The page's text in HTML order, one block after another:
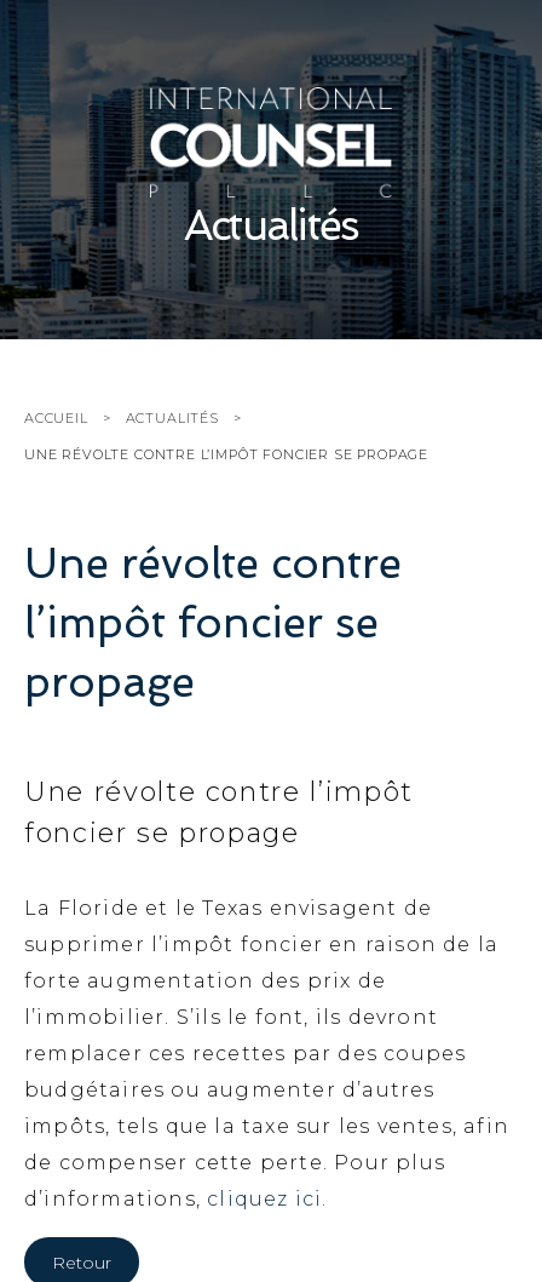
Actualités
ACCUEIL ACTUALITÉS
UNE RÉVOLTE CONTRE L’IMPÔT FONCIER SE PROPAGE
Une révolte contre
l’impôt foncier se
propage
Une révolte contre l’impôt
foncier se propage
La Floride et le Texas envisagent de
supprimer l’impôt foncier en raison de la
forte augmentation des prix de
l’immobilier. S’ils le font, ils devront
remplacer ces recettes par des coupes
budgétaires ou augmenter d’autres
impôts, tels que la taxe sur les ventes, afin
de compenser cette perte. Pour plus
d’informations, cliquez ici.
Retour